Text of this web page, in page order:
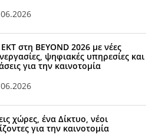
στη BEYOND 2026 με νέες
ψηφιακές υπηρεσίες και
για την καινοτομία
χώρες, ένα Δίκτυο, νέοι
για την καινοτομία